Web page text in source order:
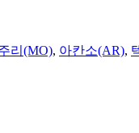
리(MO), 아칸소(AR),